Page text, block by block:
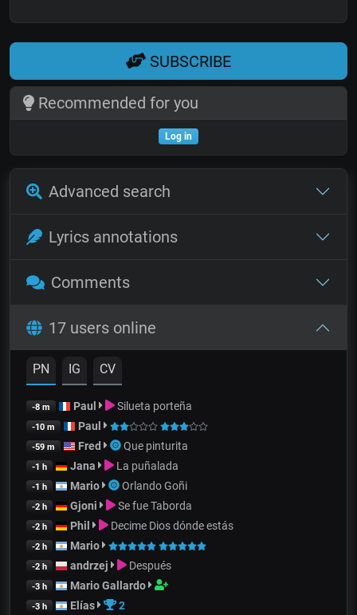
SUBSCRIBE
Recommended for you
Log in
Advanced search
Lyrics annotations
Comments
17 users online
PN IG CV
-8 m Paul Silueta porteña
-10 m Paul
-59 m Fred Que pinturita
-1 h Jana La puñalada
-1 h Mario Orlando Goñi
-2 h Gjoni Se fue Taborda
-2 h Phil Decime Dios dónde estás
-2 h Mario
-2 h andrzej Después
-3 h Mario Gallardo
-3 h Elías 2